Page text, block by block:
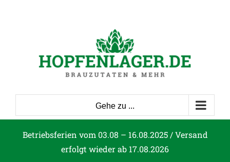
Gehe zu ...
Betriebsferien vom 03.08 – 16.08.2025 / Versand
erfolgt wieder ab 17.08.2026